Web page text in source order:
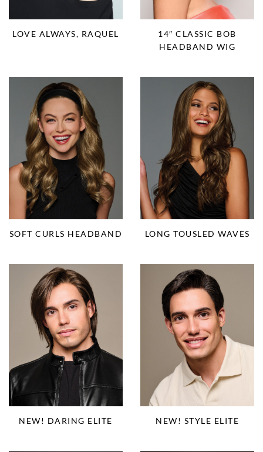
LOVE ALWAYS, RAQUEL
14″ CLASSIC BOB
HEADBAND WIG
SOFT CURLS HEADBAND LONG TOUSLED WAVES
NEW! DARING ELITE NEW! STYLE ELITE